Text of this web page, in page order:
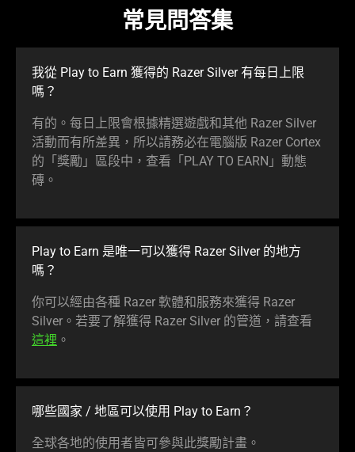
常見問答集
我從 Play to Earn 獲得的 Razer Silver 有每日上限
嗎？
有的。每日上限會根據精選遊戲和其他 Razer Silver
活動而有所差異，所以請務必在電腦版 Razer Cortex
的「獎勵」區段中，查看「PLAY TO EARN」動態
磚。
Play to Earn 是唯一可以獲得 Razer Silver 的地方
嗎？
你可以經由各種 Razer 軟體和服務來獲得 Razer
Silver。若要了解獲得 Razer Silver 的管道，請查看
這裡 。
哪些國家 / 地區可以使用 Play to Earn？
全球各地的使用者皆可參與此獎勵計畫。